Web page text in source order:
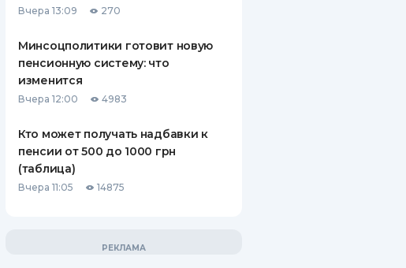
КОНТАКТЫ
Вчера 13:09 270
Минсоцполитики готовит новую
пенсионную систему: что
изменится
Вчера 12:00 4983
Кто может получать надбавки к
пенсии от 500 до 1000 грн
(таблица)
Вчера 11:05 14875